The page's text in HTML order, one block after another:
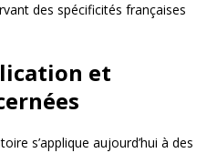
des spécificités françaises
et
s’applique aujourd’hui à des